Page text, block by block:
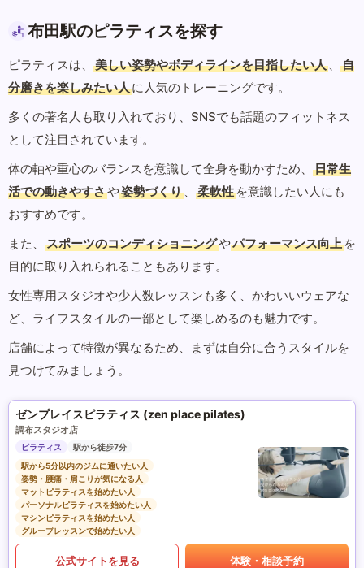
布田駅のピラティスを探す
ピラティスは、 美しい姿勢やボディラインを目指したい人 、
自
分磨きを楽しみたい人に人気のトレーニングです。
多くの著名人も取り入れており、SNSでも話題のフィットネス
として注目されています。
体の軸や重心のバランスを意識して全身を動かすため、
日常生
活での動きやすさや姿勢づくり 、 柔軟性 を意識したい人にも
おすすめです。
また、
スポーツのコンディショニングやパフォーマンス向上 を
目的に取り入れられることもあります。
女性専用スタジオや少人数レッスンも多く、かわいいウェアな
ど、ライフスタイルの一部として楽しめるのも魅力です。
店舗によって特徴が異なるため、まずは自分に合うスタイルを
見つけてみましょう。
ゼンプレイスピラティス (zen place pilates)
調布スタジオ店
ピラティス
駅から徒歩7分
駅から5分以内のジムに通いたい人
姿勢・腰痛・肩こりが気になる人
マットピラティスを始めたい人
パーソナルピラティスを始めたい人
マシンピラティスを始めたい人
グループレッスンで始めたい人
公式サイトを見る 体験・相談予約